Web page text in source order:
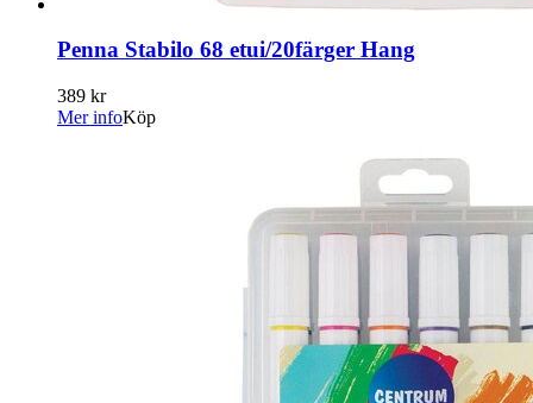
Penna Stabilo 68 etui/20färger Hang
389 kr
Mer infoKöp